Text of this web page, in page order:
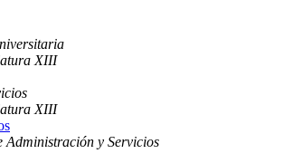
XIII
XIII
Administración y Servicios